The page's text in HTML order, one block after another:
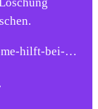
me-hilft-bei-…